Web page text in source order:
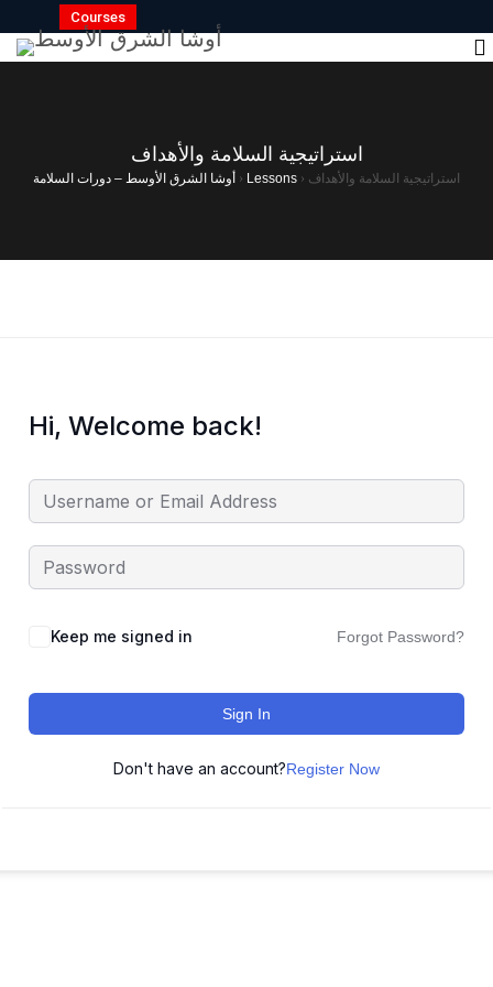
Courses
استراتيجية السلامة والأهداف
أوشا الشرق الأوسط – دورات السلامة › Lessons › استراتيجية السلامة والأهداف
Hi, Welcome back!
Keep me signed in Forgot Password?
Sign In
Don't have an account?Register Now